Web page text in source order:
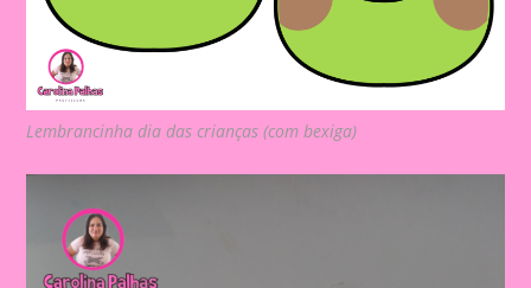
Lembrancinha dia das crianças (com bexiga)